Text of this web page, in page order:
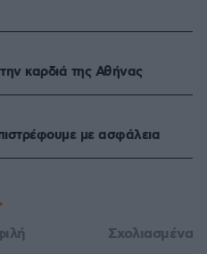
καρδιά της Αθήνας
με ασφάλεια
Σχολιασμένα